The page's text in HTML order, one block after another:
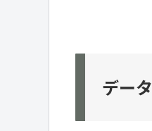
データ